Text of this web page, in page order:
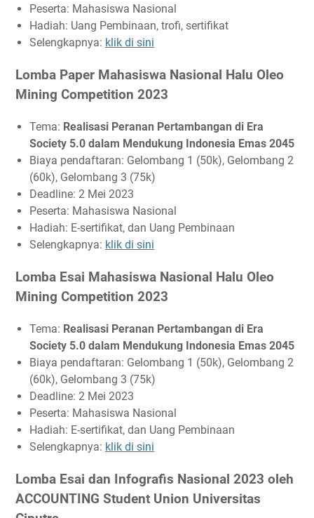
Peserta: Mahasiswa Nasional
Hadiah: Uang Pembinaan, trofi, sertifikat
Selengkapnya: klik di sini
Lomba Paper Mahasiswa Nasional Halu Oleo
Mining Competition 2023
Tema: Realisasi Peranan Pertambangan di Era
Society 5.0 dalam Mendukung Indonesia Emas 2045
Biaya pendaftaran: Gelombang 1 (50k), Gelombang 2
(60k), Gelombang 3 (75k)
Deadline: 2 Mei 2023
Peserta: Mahasiswa Nasional
Hadiah: E-sertifikat, dan Uang Pembinaan
Selengkapnya: klik di sini
Lomba Esai Mahasiswa Nasional Halu Oleo
Mining Competition 2023
Tema: Realisasi Peranan Pertambangan di Era
Society 5.0 dalam Mendukung Indonesia Emas 2045
Biaya pendaftaran: Gelombang 1 (50k), Gelombang 2
(60k), Gelombang 3 (75k)
Deadline: 2 Mei 2023
Peserta: Mahasiswa Nasional
Hadiah: E-sertifikat, dan Uang Pembinaan
Selengkapnya: klik di sini
Lomba Esai dan Infografis Nasional 2023 oleh
ACCOUNTING Student Union Universitas